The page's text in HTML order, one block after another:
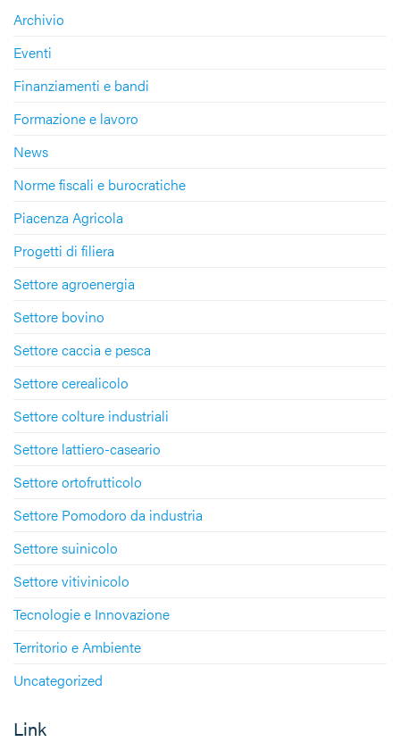
Archivio
Eventi
Finanziamenti e bandi
Formazione e lavoro
News
Norme fiscali e burocratiche
Piacenza Agricola
Progetti di filiera
Settore agroenergia
Settore bovino
Settore caccia e pesca
Settore cerealicolo
Settore colture industriali
Settore lattiero-caseario
Settore ortofrutticolo
Settore Pomodoro da industria
Settore suinicolo
Settore vitivinicolo
Tecnologie e Innovazione
Territorio e Ambiente
Uncategorized
Link